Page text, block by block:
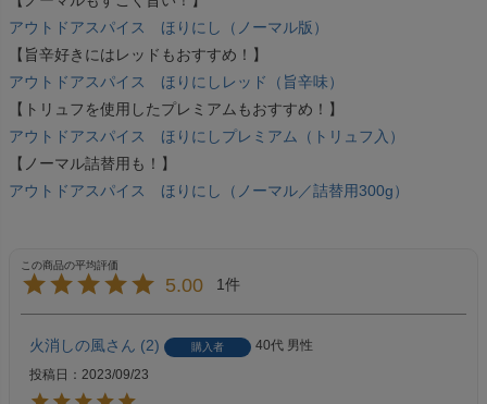
アウトドアスパイス ほりにし（ノーマル版）
【旨辛好きにはレッドもおすすめ！】
アウトドアスパイス ほりにしレッド（旨辛味）
【トリュフを使用したプレミアムもおすすめ！】
アウトドアスパイス ほりにしプレミアム（トリュフ入）
【ノーマル詰替用も！】
アウトドアスパイス ほりにし（ノーマル／詰替用300g）
5.00 1
火消しの風 2 購入者 40代 男性
投稿日
2023/09/23